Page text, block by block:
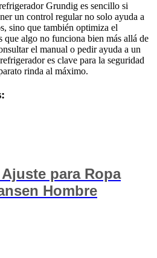
Grundig es sencillo si
un control regular no solo ayuda a
sino que también optimiza el
que algo no funciona bien más allá de
el manual o pedir ayuda a un
es clave para la seguridad
rinda al máximo.
para Ropa
Hombre